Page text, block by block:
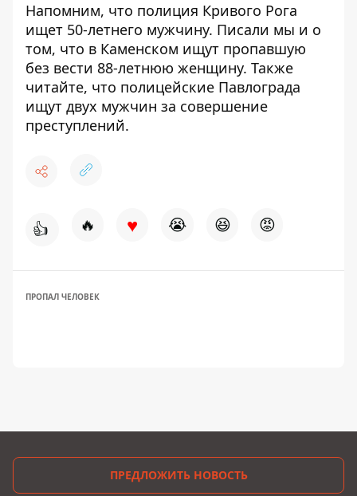
Напомним, что полиция Кривого Рога
ищет 50-летнего мужчину. Писали мы и о
том, что в Каменском ищут пропавшую
без вести 88-летнюю женщину. Также
читайте, что полицейские Павлограда
ищут двух мужчин за совершение
преступлений.
👍 🔥 ♥ 😭 😆 😡
ПРОПАЛ ЧЕЛОВЕК
ПРЕДЛОЖИТЬ НОВОСТЬ